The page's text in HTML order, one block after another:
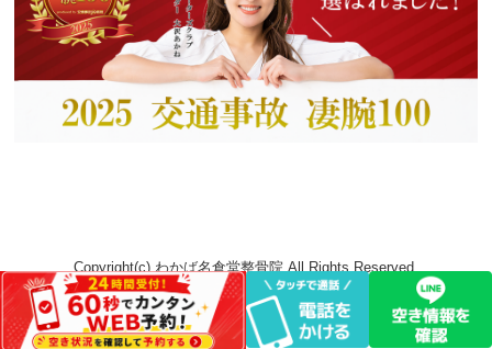
Copyright(c) わかば名倉堂整骨院 All Rights Reserved.